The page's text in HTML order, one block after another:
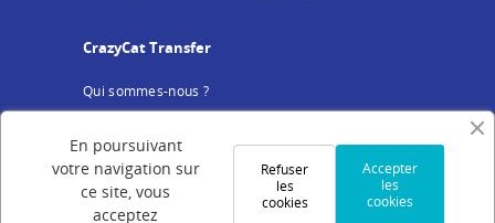
CrazyCat Transfer
Qui sommes-nous ?
Conseils et actus
Service client
En poursuivant
votre navigation sur
ce site, vous
acceptez
Accepter
les
cookies
Refuser
les
cookies